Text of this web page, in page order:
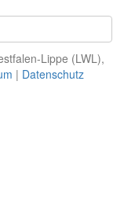
Lippe (LWL),
| Datenschutz